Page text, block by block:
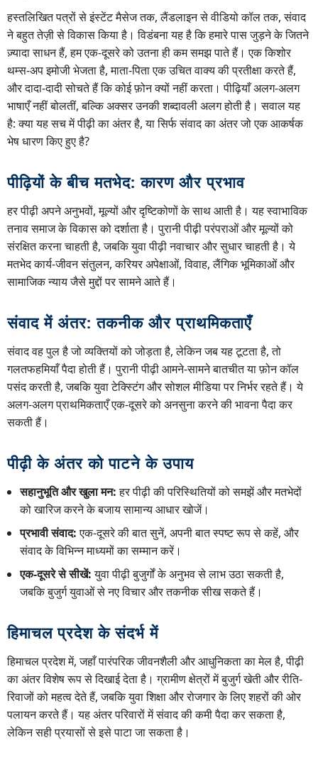
हस्तलिखित पत्रों से इंस्टेंट मैसेज तक, लैंडलाइन से वीडियो कॉल तक, संवाद
ने बहुत तेज़ी से विकास किया है। विडंबना यह है कि हमारे पास जुड़ने के जितने
ज़्यादा साधन हैं, हम एक-दूसरे को उतना ही कम समझ पाते हैं। एक किशोर
थम्स-अप इमोजी भेजता है, माता-पिता एक उचित वाक्य की प्रतीक्षा करते हैं,
और दादा-दादी सोचते हैं कि कोई फ़ोन क्यों नहीं करता। पीढ़ियाँ अलग-अलग
भाषाएँ नहीं बोलतीं, बल्कि अक्सर उनकी शब्दावली अलग होती है। सवाल यह
है: क्या यह सच में पीढ़ी का अंतर है, या सिर्फ संवाद का अंतर जो एक आकर्षक
भेष धारण किए हुए है?
पीढ़ियों के बीच मतभेद: कारण और प्रभाव
हर पीढ़ी अपने अनुभवों, मूल्यों और दृष्टिकोणों के साथ आती है। यह स्वाभाविक
तनाव समाज के विकास को दर्शाता है। पुरानी पीढ़ी परंपराओं और मूल्यों को
संरक्षित करना चाहती है, जबकि युवा पीढ़ी नवाचार और सुधार चाहती है। ये
मतभेद कार्य-जीवन संतुलन, करियर अपेक्षाओं, विवाह, लैंगिक भूमिकाओं और
सामाजिक न्याय जैसे मुद्दों पर सामने आते हैं।
संवाद में अंतर: तकनीक और प्राथमिकताएँ
संवाद वह पुल है जो व्यक्तियों को जोड़ता है, लेकिन जब यह टूटता है, तो
गलतफहमियाँ पैदा होती हैं। पुरानी पीढ़ी आमने-सामने बातचीत या फ़ोन कॉल
पसंद करती है, जबकि युवा टेक्स्टिंग और सोशल मीडिया पर निर्भर रहते हैं। ये
अलग-अलग प्राथमिकताएँ एक-दूसरे को अनसुना करने की भावना पैदा कर
सकती हैं।
पीढ़ी के अंतर को पाटने के उपाय
सहानुभूति और खुला मन:हर पीढ़ी की परिस्थितियों को समझें और मतभेदों
को खारिज करने के बजाय सामान्य आधार खोजें।
प्रभावी संवाद:एक-दूसरे की बात सुनें, अपनी बात स्पष्ट रूप से कहें, और
संवाद के विभिन्न माध्यमों का सम्मान करें।
एक-दूसरे से सीखें:युवा पीढ़ी बुजुर्गों के अनुभव से लाभ उठा सकती है,
जबकि बुजुर्ग युवाओं से नए विचार और तकनीक सीख सकते हैं।
हिमाचल प्रदेश के संदर्भ में
हिमाचल प्रदेश में, जहाँ पारंपरिक जीवनशैली और आधुनिकता का मेल है, पीढ़ी
का अंतर विशेष रूप से दिखाई देता है। ग्रामीण क्षेत्रों में बुजुर्ग खेती और रीति-
रिवाजों को महत्व देते हैं, जबकि युवा शिक्षा और रोजगार के लिए शहरों की ओर
पलायन करते हैं। यह अंतर परिवारों में संवाद की कमी पैदा कर सकता है,
लेकिन सही प्रयासों से इसे पाटा जा सकता है।